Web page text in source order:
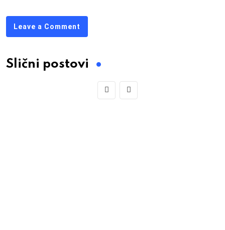
Leave a Comment
Slični postovi